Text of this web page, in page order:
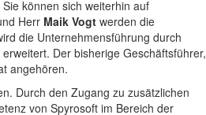
können sich weiterhin auf
Herr Maik Vogt werden die
die Unternehmensführung durch
Der bisherige Geschäftsführer,
angehören.
Durch den Zugang zu zusätzlichen
von Spyrosoft im Bereich der